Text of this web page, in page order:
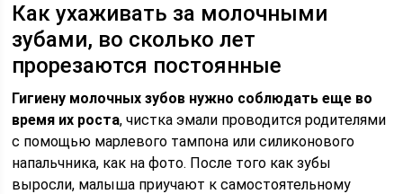
Как ухаживать за молочными
зубами, во сколько лет
прорезаются постоянные
Гигиену молочных зубов нужно соблюдать еще во
время их роста, чистка эмали проводится родителями
с помощью марлевого тампона или силиконового
напальчника, как на фото. После того как зубы
выросли, малыша приучают к самостоятельному